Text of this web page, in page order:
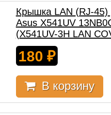
Крышка LAN (RJ-45)
Asus X541UV
(X541UV-3H LAN
180 ₽
В корзину